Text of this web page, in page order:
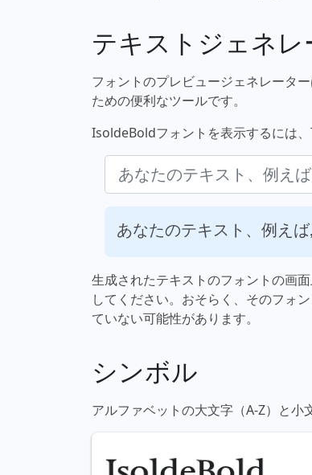
テキストジェネレ
フォントのプレビュージェネレータ
ための便利なツールです。
IsoldeBoldフォントを表示するには
あなたのテキスト、例え
生成されたテキストのフォントの画
してください。おそらく、そのフォ
ていない可能性があります。
シンボル
アルファベットの大文字（A-Z）と